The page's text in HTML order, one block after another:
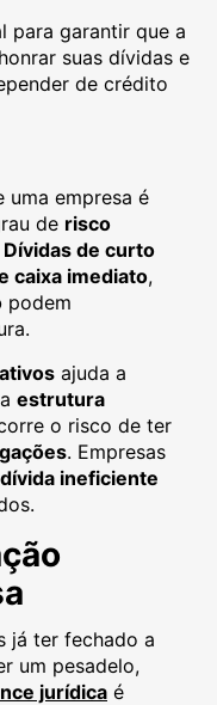
para garantir que a
suas dívidas e
de crédito
uma empresa é
de risco
Dívidas de curto
caixa imediato,
podem
ativos ajuda a
estrutura
o risco de ter
. Empresas
ineficiente
já ter fechado a
um pesadelo,
jurídica é